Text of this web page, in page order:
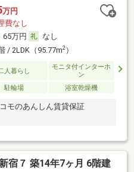
万円
費なし
65万円
なし
/ 2LDK（95.77m2）
人暮らし
モニタ付インターホ
ン
駐輪場 浴室乾燥機
モのあんしん賃貸保証
宿７ 築14年7ヶ月 6階建